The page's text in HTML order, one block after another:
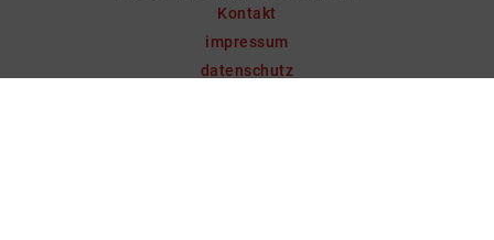
Kontakt
impressum
datenschutz